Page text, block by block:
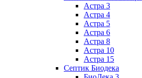
Астра 3
Астра 4
Астра 5
Астра 6
Астра 8
Астра 10
Астра 15
Септик Биодека